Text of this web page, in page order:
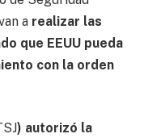
a realizar las
que EEUU pueda
con la orden
) autorizó la